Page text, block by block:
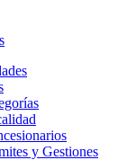
y Gestiones